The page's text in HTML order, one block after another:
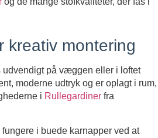
kreativ montering
på væggen eller i loftet
moderne udtryk og er oplagt i rum,
i Rullegardiner fra
i buede karnapper ved at